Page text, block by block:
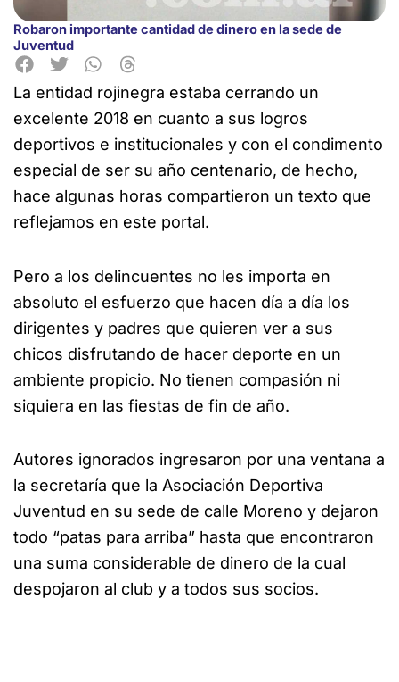
Robaron importante cantidad de dinero en la sede de
Juventud
La entidad rojinegra estaba cerrando un
excelente 2018 en cuanto a sus logros
deportivos e institucionales y con el condimento
especial de ser su año centenario, de hecho,
hace algunas horas compartieron un texto que
reflejamos en este portal.
Pero a los delincuentes no les importa en
absoluto el esfuerzo que hacen día a día los
dirigentes y padres que quieren ver a sus
chicos disfrutando de hacer deporte en un
ambiente propicio. No tienen compasión ni
siquiera en las fiestas de fin de año.
Autores ignorados ingresaron por una ventana a
la secretaría que la Asociación Deportiva
Juventud en su sede de calle Moreno y dejaron
todo “patas para arriba” hasta que encontraron
una suma considerable de dinero de la cual
despojaron al club y a todos sus socios.